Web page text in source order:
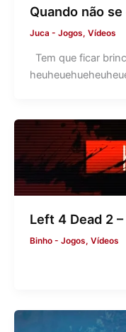
Quando não
Juca - Jogos, Vídeos
Tem que ficar
Left 4 Dead 2
Binho - Jogos, Vídeos